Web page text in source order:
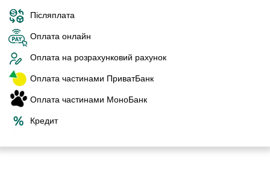
Післяплата
Оплата онлайн
Оплата на розрахунковий рахунок
Оплата частинами ПриватБанк
Оплата частинами МоноБанк
Кредит